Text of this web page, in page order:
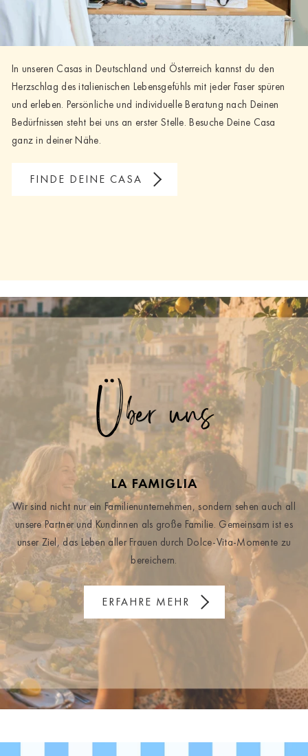
In unseren Casas in Deutschland und Österreich kannst du den
Herzschlag des italienischen Lebensgefühls mit jeder Faser spüren
und erleben. Persönliche und individuelle Beratung nach Deinen
Bedürfnissen steht bei uns an erster Stelle. Besuche Deine Casa
ganz in deiner Nähe.
FINDE DEINE CASA
Über uns
LA FAMIGLIA
Wir sind nicht nur ein Familienunternehmen, sondern sehen auch all
unsere Partner und Kundinnen als große Familie. Gemeinsam ist es
unser Ziel, das Leben aller Frauen durch Dolce-Vita-Momente zu
bereichern.
ERFAHRE MEHR